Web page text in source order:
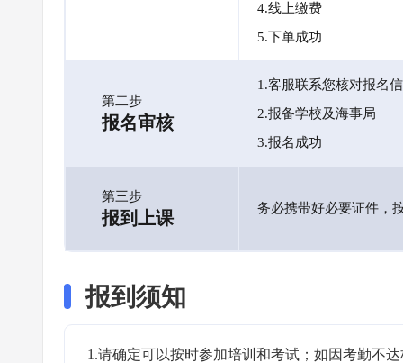
4.线上缴费
5.下单成功
第二步
报名审核
1.客服联系您核对报名
2.报备学校及海事局
3.报名成功
第三步
报到上课 务必携带好必要证件，
报到须知
1.请确定可以按时参加培训和考试；如因考勤不